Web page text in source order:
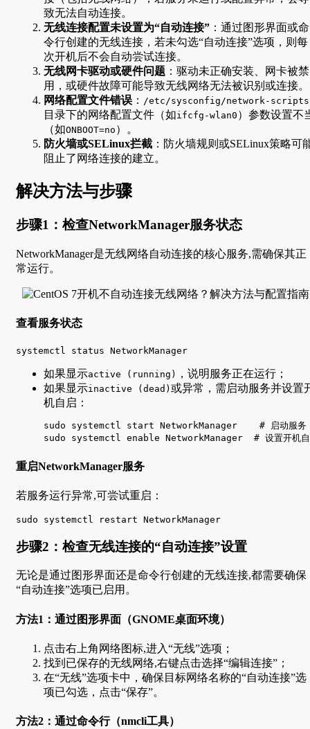
致无法自动连接。
无线连接配置未设置为“自动连接” ：通过图形界面或命
令行创建的无线连接，若未勾选“自动连接”选项，则每
次开机后不会自动尝试连接。
无线网卡驱动或硬件问题 ：驱动未正确安装、网卡被禁
用，或硬件故障可能导致无线网络无法被识别或连接。
网络配置文件错误 ： /etc/sysconfig/network-
目录下的网络配置文件（如ifcfg-wlan0 ）参数设置不
（如ONBOOT=no ）。
防火墙或SELinux拦截 ：防火墙规则或SELinux策略可
阻止了网络连接的建立。
解决方法与步骤
步骤1：检查NetworkManager服务状态
NetworkManager是无线网络自动连接的核心服务,需确保其正
常运行。
查看服务状态
systemctl status NetworkManager
如果显示active (running)
，说明服务正在运行；
如果显示inactive (dead) 或异常，需启动服务并设置
机自启：
sudo systemctl start NetworkManager    # 启动服务
sudo systemctl enable NetworkManager  # 设置开机自
重启NetworkManager服务
若服务运行异常,可尝试重启：
sudo systemctl restart NetworkManager
步骤2：检查无线连接的“自动连接”设置
无论是通过图形界面还是命令行创建的无线连接,都需要确保
“自动连接”选项已启用。
方法1：通过图形界面（GNOME桌面环境）
点击右上角网络图标,进入“无线”选项；
找到已保存的无线网络,右键点击选择“编辑连接”；
在“无线”选项卡中，确保目标网络名称的“自动连接”选
项已勾选，点击“保存”。
方法2：通过命令行（nmcli工具）